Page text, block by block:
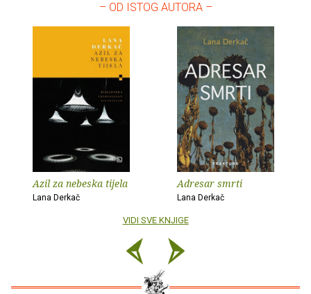
– OD ISTOG AUTORA –
Azil za nebeska tijela
Lana Derkač
Adresar smrti
Lana Derkač
VIDI SVE KNJIGE